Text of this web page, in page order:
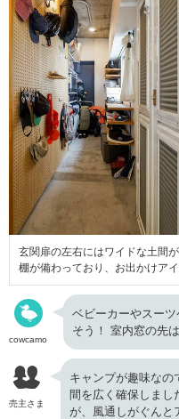
玄関扉の左右にはワイドな土間
棚が備わっており、お出かけア
cowcamo
ベビーカーやスー
そう！ 室内窓の先は
売主さま
キャンプが趣味なの
間を広く確保しまし
が、風通しがぐんと